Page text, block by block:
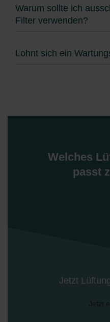
Warum sollte ich
Filter verwenden?
Lohnt sich ein
Welches
passt
Jetzt